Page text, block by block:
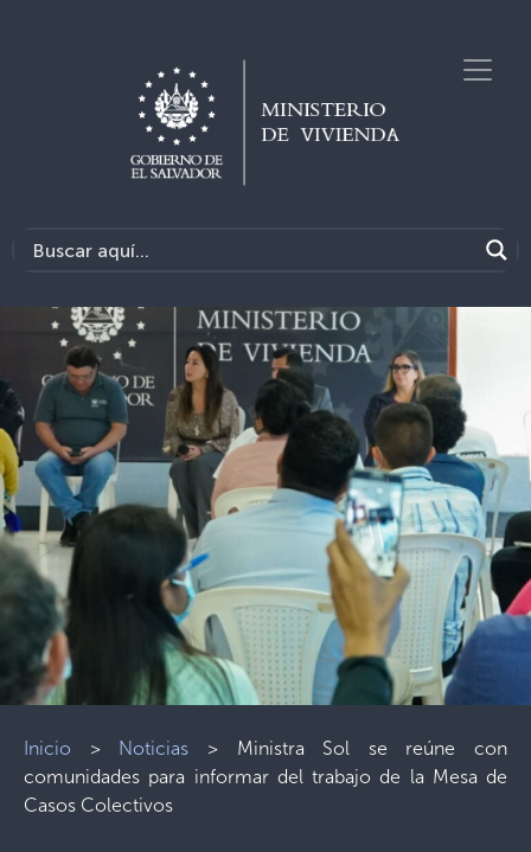
Inicio > Noticias > Ministra Sol se reúne con
comunidades para informar del trabajo de la Mesa de
Casos Colectivos